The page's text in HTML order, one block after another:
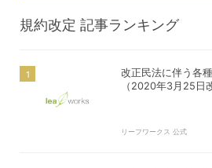
規約改定 記事ランキング
改正民法に伴う各
（2020年3月25日
リーフワークス 公式